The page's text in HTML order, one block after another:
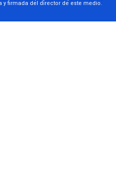
firmada del director de este medio.